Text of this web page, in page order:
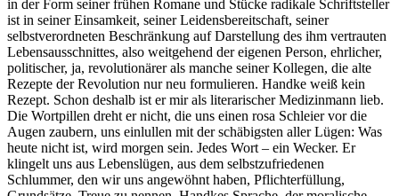
in der Form seiner frühen Romane und Stücke radikale Schriftsteller
ist in seiner Einsamkeit, seiner Leidensbereitschaft, seiner
selbstverordneten Beschränkung auf Darstellung des ihm vertrauten
Lebensausschnittes, also weitgehend der eigenen Person, ehrlicher,
politischer, ja, revolutionärer als manche seiner Kollegen, die alte
Rezepte der Revolution nur neu formulieren. Handke weiß kein
Rezept. Schon deshalb ist er mir als literarischer Medizinmann lieb.
Die Wortpillen dreht er nicht, die uns einen rosa Schleier vor die
Augen zaubern, uns einlullen mit der schäbigsten aller Lügen: Was
heute nicht ist, wird morgen sein. Jedes Wort – ein Wecker. Er
klingelt uns aus Lebenslügen, aus dem selbstzufriedenen
Schlummer, den wir uns angewöhnt haben, Pflichterfüllung,